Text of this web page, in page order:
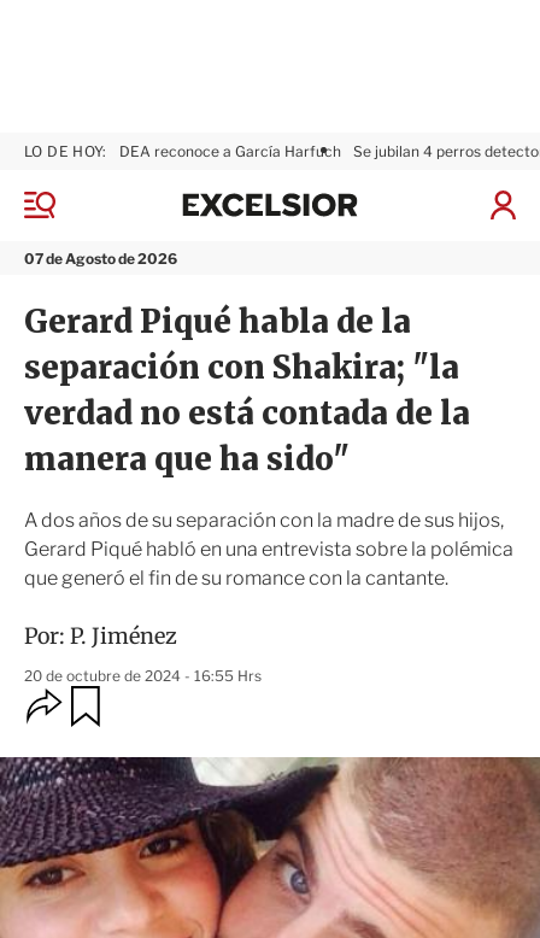
M
n
07 de Agosto de 2026
LO DE HOY: DEA reconoce a García Harfuch Se jubilan 4 perros
I
x
i
o
r
Gerard Piqué habla de la
separación con Shakira; "la
verdad no está contada de la
manera que ha sido"
A dos años de su separación con la madre de sus hijos,
Gerard Piqué habló en una entrevista sobre la polémica
que generó el fin de su romance con la cantante.
Por: P. Jiménez
20 de octubre de 2024 - 16:55 Hrs
O
p
i
o
n
e
s
d
e
c
r
d
a
r